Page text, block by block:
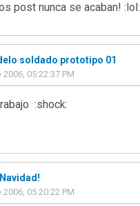
post nunca se acaban! :lol:
soldado prototipo 01
05:22:37 PM
:shock:
05:20:22 PM